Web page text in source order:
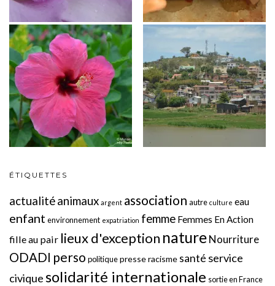
ÉTIQUETTES
actualitéanimaux argent association autre culture eau
enfant environnement expatriation femme Femmes En Action
fille au pair lieux d'exception natureNourriture
ODADI perso politiquepresseracisme santé service
civiquesolidarité internationale sortie en France